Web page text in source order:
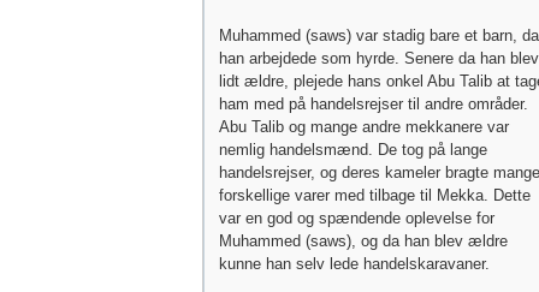
Muhammed (saws) var stadig bare et barn, da
han arbejdede som hyrde. Senere da han blev
lidt ældre, plejede hans onkel Abu Talib at
ham med på handelsrejser til andre områder.
Abu Talib og mange andre mekkanere var
nemlig handelsmænd. De tog på lange
handelsrejser, og deres kameler bragte mange
forskellige varer med tilbage til Mekka. Dette
var en god og spændende oplevelse for
Muhammed (saws), og da han blev ældre
kunne han selv lede handelskaravaner.